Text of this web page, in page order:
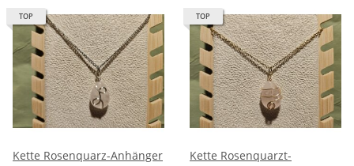
TOP
Kette Rosenquarz-Anhänger
TOP
Kette Rosenquarzt-